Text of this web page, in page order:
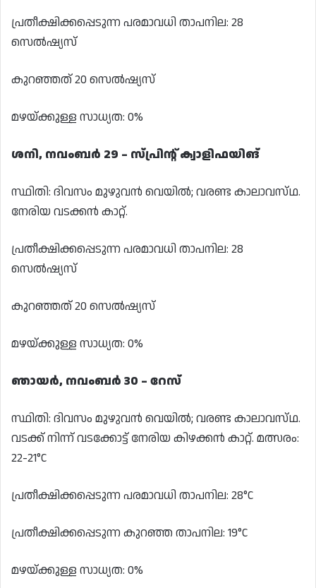
പ്രതീക്ഷിക്കപ്പെടുന്ന പരമാവധി താപനില: 28
സെൽഷ്യസ്
കുറഞ്ഞത് 20 സെൽഷ്യസ്
മഴയ്ക്കുള്ള സാധ്യത: 0%
ശനി, നവംബർ 29 – സ്പ്രിന്റ് ക്വാളിഫയിങ്
സ്ഥിതി: ദിവസം മുഴുവൻ വെയിൽ; വരണ്ട കാലാവസ്‌ഥ.
നേരിയ വടക്കൻ കാറ്റ്.
പ്രതീക്ഷിക്കപ്പെടുന്ന പരമാവധി താപനില: 28
സെൽഷ്യസ്
കുറഞ്ഞത് 20 സെൽഷ്യസ്
മഴയ്ക്കുള്ള സാധ്യത: 0%
ഞായർ, നവംബർ 30 – റേസ്
സ്ഥിതി: ദിവസം മുഴുവൻ വെയിൽ; വരണ്ട കാലാവസ്‌ഥ.
വടക്ക് നിന്ന് വടക്കോട്ട് നേരിയ കിഴക്കൻ കാറ്റ്. മത്സരം:
22-21°C
പ്രതീക്ഷിക്കപ്പെടുന്ന പരമാവധി താപനില: 28°C
പ്രതീക്ഷിക്കപ്പെടുന്ന കുറഞ്ഞ താപനില: 19°C
മഴയ്ക്കുള്ള സാധ്യത: 0%